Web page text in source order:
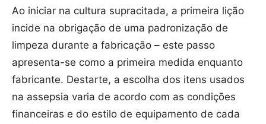
Ao iniciar na cultura supracitada, a primeira lição
incide na obrigação de uma padronização de
limpeza durante a fabricação – este passo
apresenta-se como a primeira medida enquanto
fabricante. Destarte, a escolha dos itens usados
na assepsia varia de acordo com as condições
financeiras e do estilo de equipamento de cada